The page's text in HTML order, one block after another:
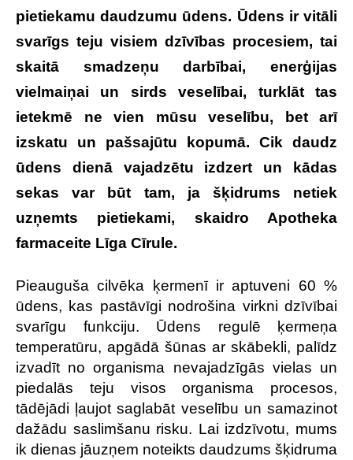
pietiekamu daudzumu ūdens. Ūdens ir vitāli
svarīgs teju visiem dzīvības procesiem, tai
skaitā smadzeņu darbībai, enerģijas
vielmaiņai un sirds veselībai, turklāt tas
ietekmē ne vien mūsu veselību, bet arī
izskatu un pašsajūtu kopumā. Cik daudz
ūdens dienā vajadzētu izdzert un kādas
sekas var būt tam, ja šķidrums netiek
uzņemts pietiekami, skaidro Apotheka
farmaceite Līga Cīrule.
Pieauguša cilvēka ķermenī ir aptuveni 60 %
ūdens, kas pastāvīgi nodrošina virkni dzīvībai
svarīgu funkciju. Ūdens regulē ķermeņa
temperatūru, apgādā šūnas ar skābekli, palīdz
izvadīt no organisma nevajadzīgās vielas un
piedalās teju visos organisma procesos,
tādējādi ļaujot saglabāt veselību un samazinot
dažādu saslimšanu risku. Lai izdzīvotu, mums
ik dienas jāuzņem noteikts daudzums šķidruma